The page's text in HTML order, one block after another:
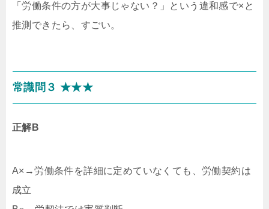
「労働条件の方が大事じゃない？」という違和感で×と
推測できたら、すごい。
常識問３ ★★★
正解B
A×→労働条件を詳細に定めていなくても、労働契約は
成立